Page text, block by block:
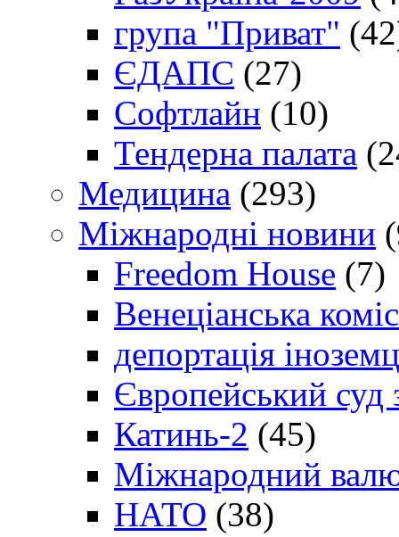
група "Приват"
ЄДАПС (27)
Софтлайн (10)
Тендерна палата
Медицина (293)
Міжнародні новини
Freedom House (7)
Венеціанська
депортація
Європейський
Катинь-2 (45)
Міжнародний
НАТО (38)